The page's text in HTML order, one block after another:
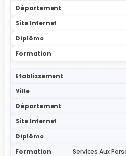
Services Aux